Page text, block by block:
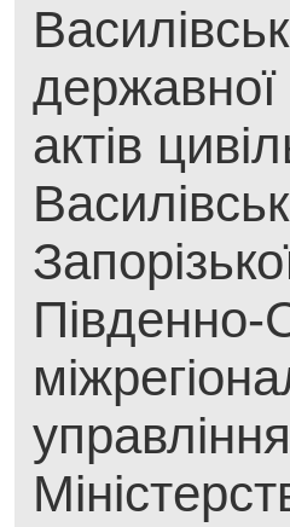
державної
актів
Південно-
управління